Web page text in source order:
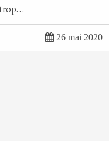
trop...
 26 mai 2020